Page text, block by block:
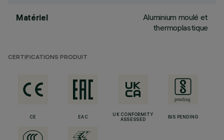
Matériel
Aluminium moulé et
thermoplastique
CERTIFICATIONS PRODUIT
CE EAC
UK CONFORMITY
ASSESSED
BIS PENDING